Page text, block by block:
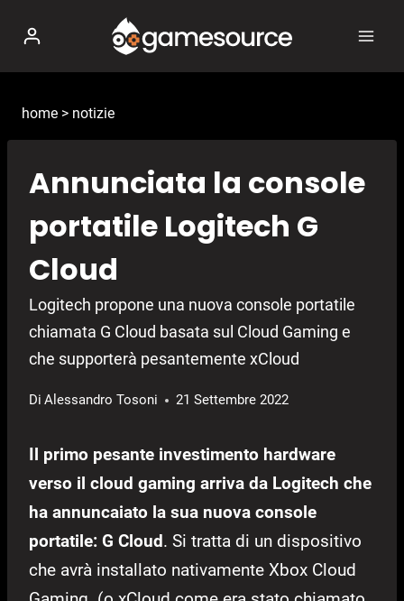
contenuto
home > notizie
Annunciata la console
portatile Logitech G
Cloud
Logitech propone una nuova console portatile
chiamata G Cloud basata sul Cloud Gaming e
che supporterà pesantemente xCloud
Di Alessandro Tosoni 21 Settembre 2022
Il primo pesante investimento hardware
verso il cloud gaming arriva da Logitech che
ha annuncaiato la sua nuova console
portatile: G Cloud. Si tratta di un dispositivo
che avrà installato nativamente Xbox Cloud